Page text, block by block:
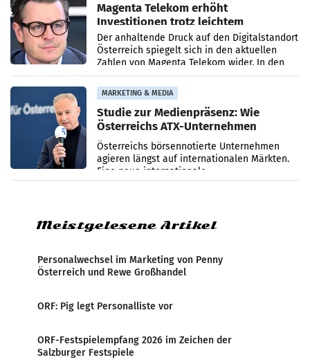
Magenta Telekom erhöht
Investitionen trotz leichtem
Umsatzrückgang
Der anhaltende Druck auf den Digitalstandort
Österreich spiegelt sich in den aktuellen
Zahlen von Magenta Telekom wider. In den
ersten sechs Monaten des laufenden Jahres
verzeichnete
MARKETING & MEDIA
Studie zur Medienpräsenz: Wie
Österreichs ATX-Unternehmen
international wahrgenommen
werden
Österreichs börsennotierte Unternehmen
agieren längst auf internationalen Märkten.
Eine neue internationale
Medienresonanzanalyse untersucht die
Meistgelesene Artikel
Personalwechsel im Marketing von Penny
Österreich und Rewe Großhandel
ORF: Pig legt Personalliste vor
ORF-Festspielempfang 2026 im Zeichen der
Salzburger Festspiele